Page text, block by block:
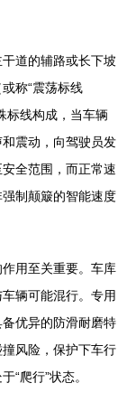
道的辅路或长下坡
或称“震荡标线
标线构成，当车辆
震动，向驾驶员发
全范围，而正常速
制颠簸的智能速度
作用至关重要。车库
辆可能混行。专用
优异的防滑耐磨特
风险，保护下车行
“爬行”状态。